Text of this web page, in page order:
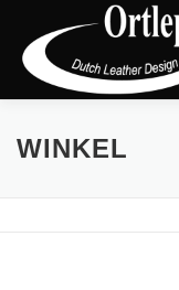
TERUG NAAR DE
WINKEL